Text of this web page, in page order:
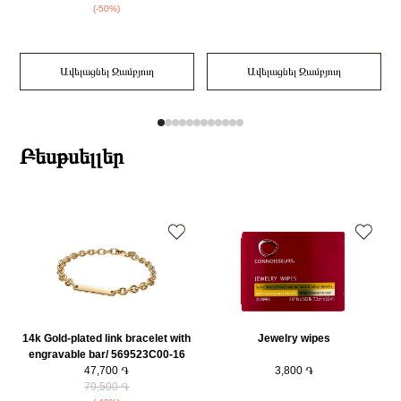
(-50%)
Ավելացնել Զամբյուղ Ավելացնել Զամբյուղ
Բեսթսելլեր
14k Gold-plated link bracelet with
engravable bar/ 569523C00-16
47,700 ֏
79,500 ֏
Jewelry wipes
3,800 ֏